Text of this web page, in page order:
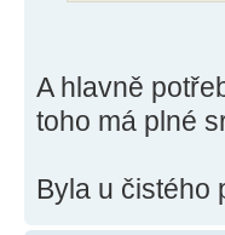
A hlavně
toho má plné
Byla u čistého